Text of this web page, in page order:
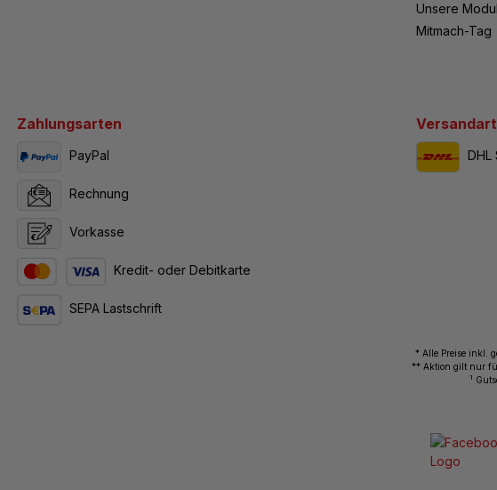
Unsere
Mitmach-Tag
Zahlungsarten
PayPal
Rechnung
Vorkasse
Kredit- oder Debitkarte
SEPA Lastschrift
DHL
* Alle Preise inkl.
** Aktion gilt nur
1